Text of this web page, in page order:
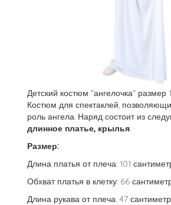
Детский костюм "ангелочка" размер
Костюм для спектаклей,
роль ангела. Наряд состоит из
длинное платье, крылья.
Размер:
Длина платья от плеча: 101
Обхват платья в клетку: 66
Длина рукава от плеча: 47